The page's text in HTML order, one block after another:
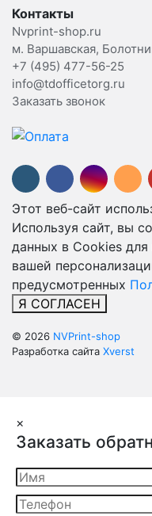
Контакты
Nvprint-shop.ru
м. Варшавская,
+7 (495) 477-56-25
info@tdofficetorg.ru
Заказать звонок
Этот веб-сайт
Используя сайт, вы
данных в Cookies
вашей
предусмотренных
Я СОГЛАСЕН
© 2026 NVPrint-shop
Разработка сайта Xverst
×
Заказать